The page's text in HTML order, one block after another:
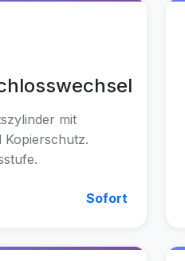
mit
Sofort